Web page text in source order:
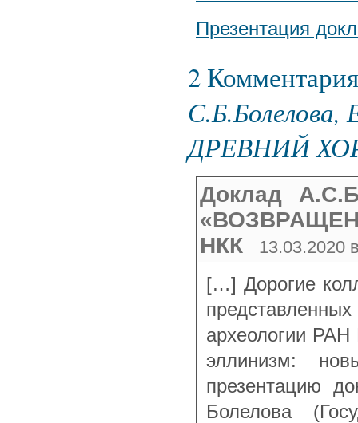
Презентация
2
ДРЕВНИЙ
Доклад
НКК
13.03.2020
[…] Дорогие
археологии
эллинизм:
презентацию
Болелова